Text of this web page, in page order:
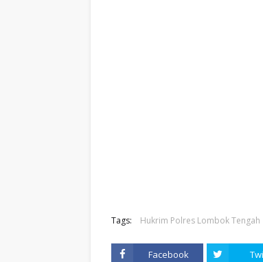
Tags: Hukrim Polres Lombok Tengah
Facebook